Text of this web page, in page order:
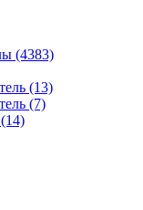
(4383)
(13)
(7)